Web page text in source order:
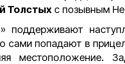
Толстых с позывным
поддерживают
сами попадают в
местоположение.